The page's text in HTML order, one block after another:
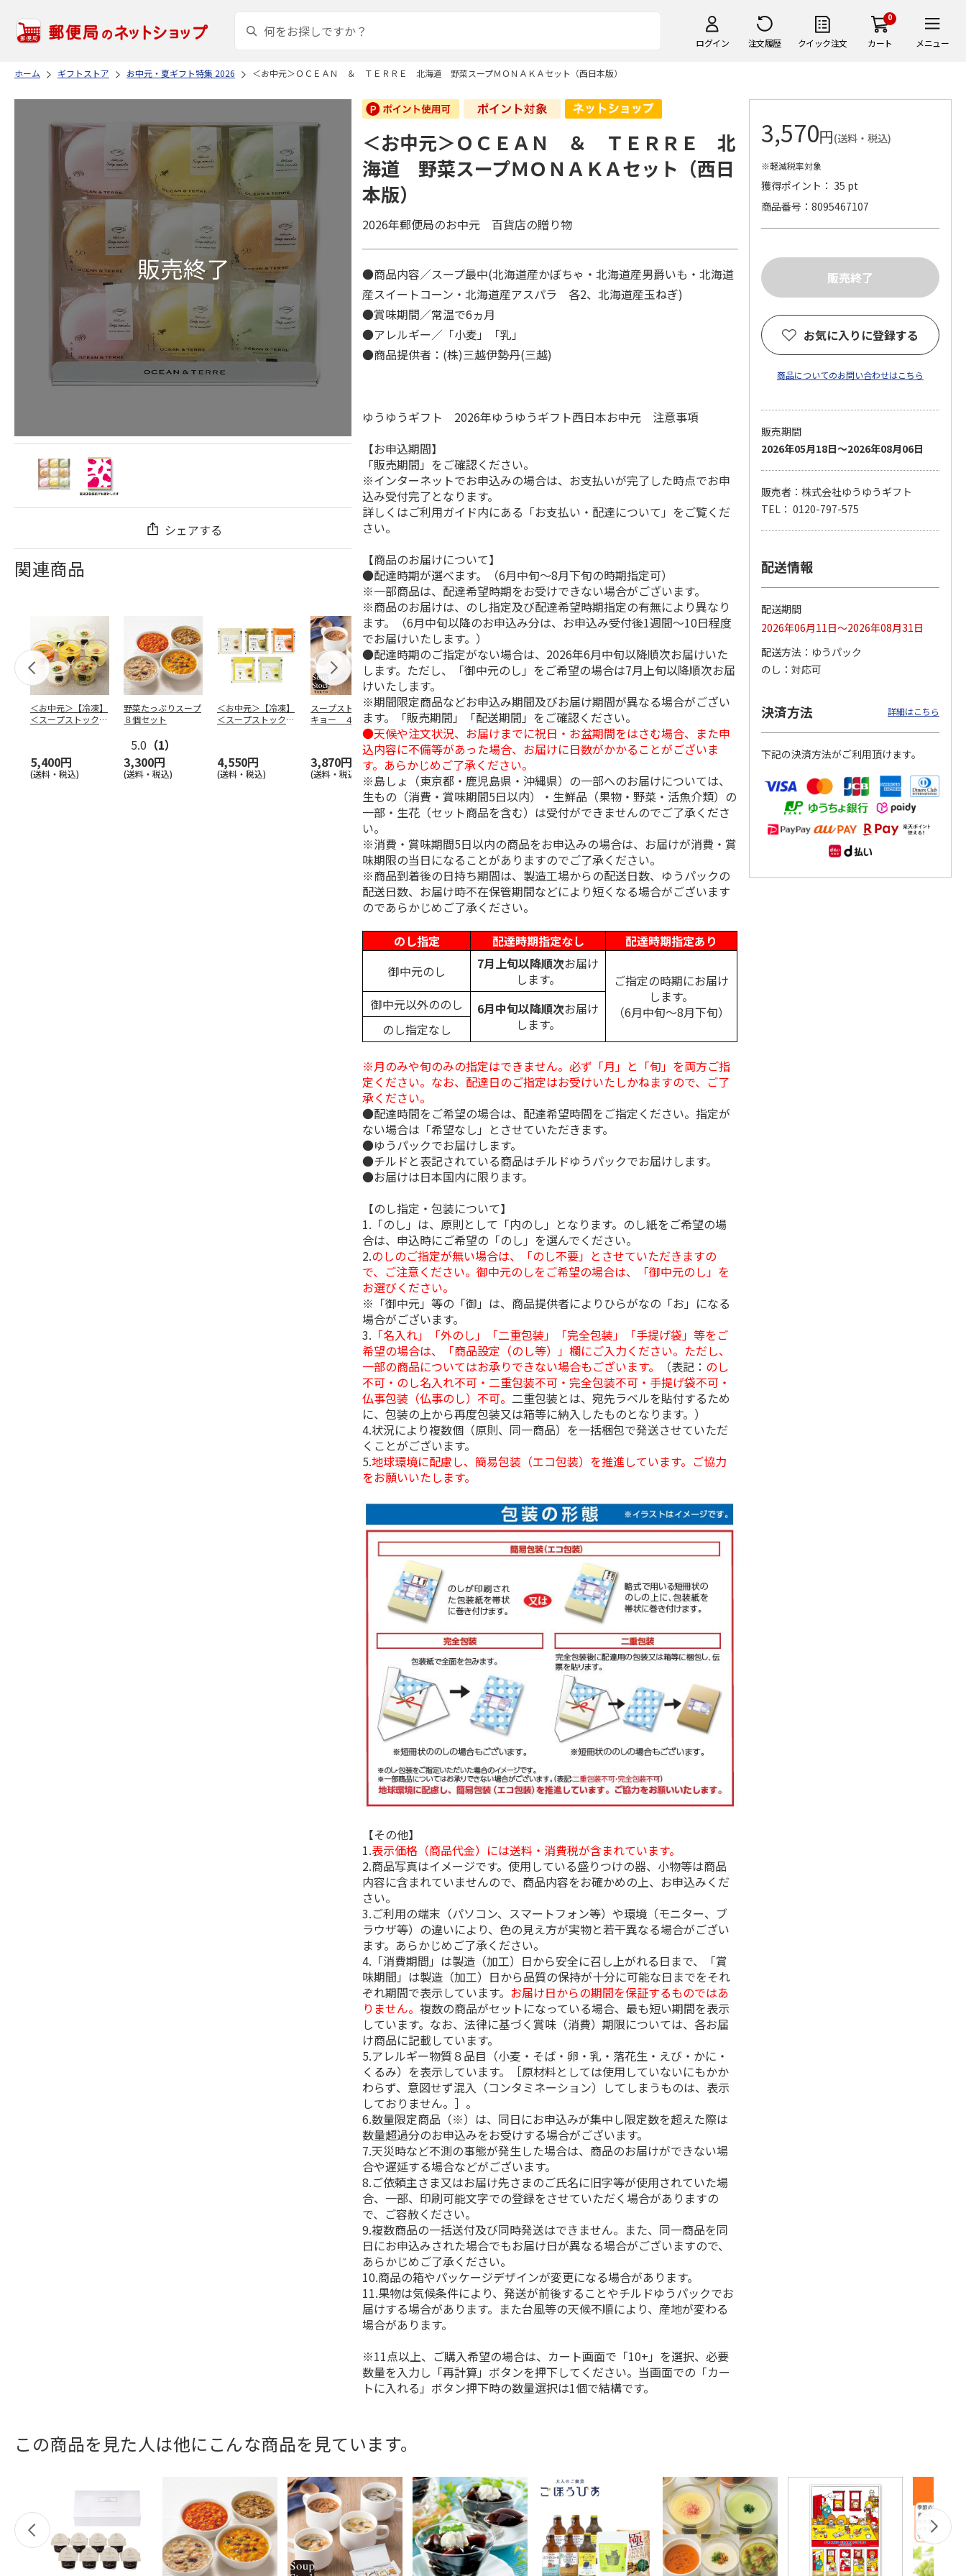
ログイン 注文履歴 クイック注文
0
カート メニュー
ホーム ギフトストア お中元・夏ギフト特集 2026 ＜お中元＞ＯＣＥＡＮ ＆ ＴＥＲＲＥ 北海道 野菜スープＭＯＮＡＫＡセット（西日本版）
シェアする
関連商品
＜お中元＞【冷凍】
＜スープストックト
5,400円
(送料・税込)
野菜たっぷりスープ
８個セット
5.0 （1）
3,300円
(送料・税込)
＜お中元＞【冷凍】
＜スープストックト
4,550円
(送料・税込)
スープストックトー
キョー ４種のＯｋ
ａｙｕセット８袋
3,870円
(送料・税込)
【冷凍】〈スープス
トックトーキョー〉
夏のバラエティセッ
トＡ
4,550円
(送料・税込)
「JINBO MINAMI
AOYAMA」淡路の玉
葱と高知…
3,240円
(送料・税込)
ホテルニューオータ
ニ スープレトルト
セット
(送料別・税込)
野菜スープ６種類詰
5.0 （2）
＜お中元＞じゃがバ
タースープ２０食
2,700円
ＡＮＡオリジナルビ
ーフコンソメスープ
Ａ（２箱）
3,130円
(送料・税込)
＜お中元＞ＯＣＥＡＮ ＆ ＴＥＲＲＥ 北
海道 野菜スープＭＯＮＡＫＡセット（西日
本版）
2026年郵便局のお中元 百貨店の贈り物
●商品内容／スープ最中(北海道産かぼちゃ・北海道産男爵いも・北海道
産スイートコーン・北海道産アスパラ 各2、北海道産玉ねぎ)
●賞味期間／常温で6ヵ月
●アレルギー／「小麦」「乳」
●商品提供者：(株)三越伊勢丹(三越)
ゆうゆうギフト 2026年ゆうゆうギフト西日本お中元 注意事項
【お申込期間】
「販売期間」をご確認ください。
※インターネットでお申込みの場合は、お支払いが完了した時点でお申
込み受付完了となります。
詳しくはご利用ガイド内にある「お支払い・配達について」をご覧くだ
さい。
【商品のお届けについて】
●配達時期が選べます。（6月中旬～8月下旬の時期指定可）
※一部商品は、配達希望時期をお受けできない場合がございます。
※商品のお届けは、のし指定及び配達希望時期指定の有無により異なり
ます。（6月中旬以降のお申込み分は、お申込み受付後1週間～10日程度
でお届けいたします。）
●配達時期のご指定がない場合は、2026年6月中旬以降順次お届けいた
します。ただし、「御中元のし」をご希望の場合は7月上旬以降順次お届
けいたします。
※期間限定商品などお申込み期間及びお届け期間が異なる場合がござい
ます。「販売期間」「配送期間」をご確認ください。
●天候や注文状況、お届けまでに祝日・お盆期間をはさむ場合、また申
込内容に不備等があった場合、お届けに日数がかかることがございま
す。あらかじめご了承ください。
※島しょ（東京都・鹿児島県・沖縄県）の一部へのお届けについては、
生もの（消費・賞味期間5日以内）・生鮮品（果物・野菜・活魚介類）の
一部・生花（セット商品を含む）は受付ができませんのでご了承くださ
い。
※消費・賞味期間5日以内の商品をお申込みの場合は、お届けが消費・賞
味期限の当日になることがありますのでご了承ください。
※商品到着後の日持ち期間は、製造工場からの配送日数、ゆうパックの
配送日数、お届け時不在保管期間などにより短くなる場合がございます
のであらかじめご了承ください。
のし指定
配達時期指定なし
配達時期指定あり
御中元のし
7月上旬以降順次お届け
します。
ご指定の時期にお届け
します。
（6月中旬～8月下旬）
御中元以外ののし 6月中旬以降順次お届け
します。
のし指定なし
※月のみや旬のみの指定はできません。必ず「月」と「旬」を両方ご指
定ください。なお、配達日のご指定はお受けいたしかねますので、ご了
承ください。
●配達時間をご希望の場合は、配達希望時間をご指定ください。指定が
ない場合は「希望なし」とさせていただきます。
●ゆうパックでお届けします。
●チルドと表記されている商品はチルドゆうパックでお届けします。
●お届けは日本国内に限ります。
【のし指定・包装について】
1.「のし」は、原則として「内のし」となります。のし紙をご希望の場
合は、申込時にご希望の「のし」を選んでください。
2.のしのご指定が無い場合は、「のし不要」とさせていただきますの
で、ご注意ください。御中元のしをご希望の場合は、「御中元のし」を
お選びください。
※「御中元」等の「御」は、商品提供者によりひらがなの「お」になる
場合がございます。
3. 「名入れ」「外のし」「二重包装」「完全包装」「手提げ袋」等をご
希望の場合は、「商品設定（のし等）」欄にご入力ください。ただし、
一部の商品についてはお承りできない場合もございます。
（表記： のし
不可・のし名入れ不可・二重包装不可・完全包装不可・手提げ袋不可・
仏事包装（仏事のし）不可。 二重包装とは、宛先ラベルを貼付するため
に、包装の上から再度包装又は箱等に納入したものとなります。）
4.状況により複数個（原則、同一商品）を一括梱包で発送させていただ
くことがございます。
5.地球環境に配慮し、簡易包装（エコ包装）を推進しています。ご協力
をお願いいたします。
【その他】
1.表示価格（商品代金）には送料・消費税が含まれています。
2.商品写真はイメージです。使用している盛りつけの器、小物等は商品
内容に含まれていませんので、商品内容をお確かめの上、お申込みくだ
さい。
3.ご利用の端末（パソコン、スマートフォン等）や環境（モニター、ブ
ラウザ等）の違いにより、色の見え方が実物と若干異なる場合がござい
ます。あらかじめご了承ください。
4.「消費期間」は製造（加工）日から安全に召し上がれる日まで、「賞
味期間」は製造（加工）日から品質の保持が十分に可能な日までをそれ
ぞれ期間で表示しています。 お届け日からの期間を保証するものではあ
りません。複数の商品がセットになっている場合、最も短い期間を表示
しています。なお、法律に基づく賞味（消費）期限については、各お届
け商品に記載しています。
5.アレルギー物質８品目（小麦・そば・卵・乳・落花生・えび・かに・
くるみ）を表示しています。［原材料としては使用していないにもかか
わらず、意図せず混入（コンタミネーション）してしまうものは、表示
しておりません。］。
6.数量限定商品（※）は、同日にお申込みが集中し限定数を超えた際は
数量超過分のお申込みをお受けする場合がございます。
7.天災時など不測の事態が発生した場合は、商品のお届けができない場
合や遅延する場合などがございます。
8.ご依頼主さま又はお届け先さまのご氏名に旧字等が使用されていた場
合、一部、印刷可能文字での登録をさせていただく場合がありますの
で、ご容赦ください。
9.複数商品の一括送付及び同時発送はできません。また、同一商品を同
日にお申込みされた場合でもお届け日が異なる場合がございますので、
あらかじめご了承ください。
10.商品の箱やパッケージデザインが変更になる場合があります。
11.果物は気候条件により、発送が前後することやチルドゆうパックでお
届けする場合があります。また台風等の天候不順により、産地が変わる
場合があります。
※11点以上、ご購入希望の場合は、カート画面で「10+」を選択、必要
数量を入力し「再計算」ボタンを押下してください。当画面での「カー
トに入れる」ボタン押下時の数量選択は1個で結構です。
3,570円(送料・税込)
※軽減税率対象
獲得ポイント： 35 pt
商品番号
8095467107
お気に入りに登録する
商品についてのお問い合わせはこちら
販売期間
2026年05月18日～2026年08月06日
販売者：株式会社ゆうゆうギフト
TEL： 0120-797-575
配送情報
配送期間
2026年06月11日～2026年08月31日
配送方法
ゆうパック
のし
対応可
決済方法 詳細はこちら
下記の決済方法がご利用頂けます。
この商品を見た人は他にこんな商品を見ています。